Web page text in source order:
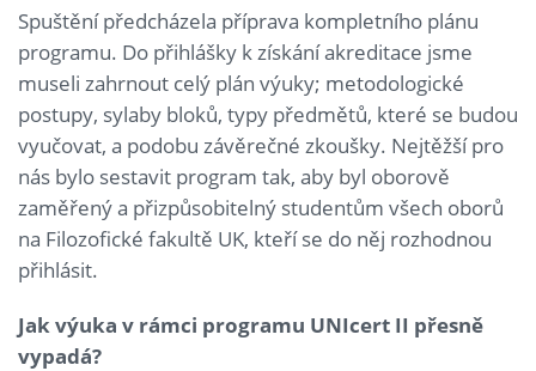
Spuštění předcházela příprava kompletního plánu
programu. Do přihlášky k získání akreditace jsme
museli zahrnout celý plán výuky; metodologické
postupy, sylaby bloků, typy předmětů, které se budou
vyučovat, a podobu závěrečné zkoušky. Nejtěžší pro
nás bylo sestavit program tak, aby byl oborově
zaměřený a přizpůsobitelný studentům všech oborů
na Filozofické fakultě UK, kteří se do něj rozhodnou
přihlásit.
Jak výuka v rámci programu UNIcert II přesně
vypadá?